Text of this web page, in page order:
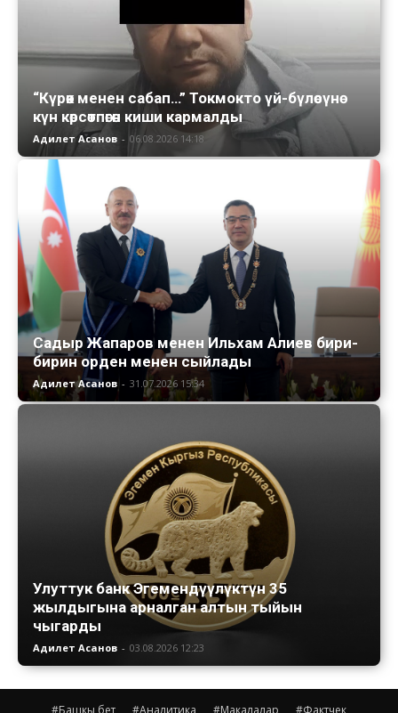
“Күрөк менен сабап…” Токмокто үй-бүлөсүнө
күн көрсөтпөгөн киши кармалды
Адилет Асанов - 06.08.2026 14:18
Садыр Жапаров менен Ильхам Алиев бири-
бирин орден менен сыйлады
Адилет Асанов - 31.07.2026 15:34
Улуттук банк Эгемендүүлүктүн 35
жылдыгына арналган алтын тыйын
чыгарды
Адилет Асанов - 03.08.2026 12:23
#Башкы бет #Аналитика #Макалалар #Фактчек